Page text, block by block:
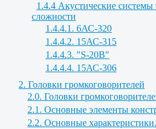
1.4.4 Акустические системы
сложности
1.4.4.1. 6АС-320
1.4.4.2. 15АС-315
1.4.4.3. "S-20B"
1.4.4.4. 15АС-306
2. Головки громкоговорителей
2.0. Головки
2.1. Основные элементы
2.2. Основные